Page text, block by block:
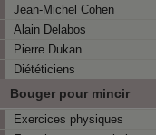
Jean-Michel Cohen
Alain Delabos
Pierre Dukan
Diététiciens
Bouger pour mincir
Exercices physiques